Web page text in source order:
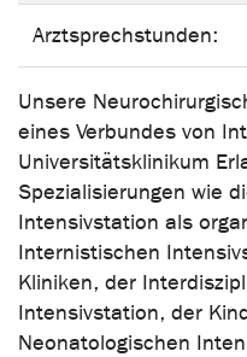
Arztsprechstunden:
Unsere
eines Verbundes von
Universitätsklinikum
Spezialisierungen wie
Intensivstation als
Internistischen
Kliniken, der
Intensivstation, der
Neonatologischen